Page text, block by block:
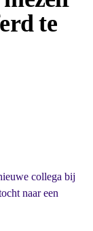
te
collega bij
naar een